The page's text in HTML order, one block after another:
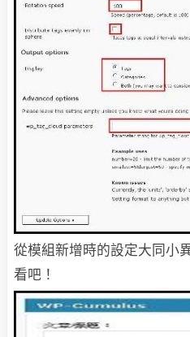
從模組新增時的設定大同小
看吧！